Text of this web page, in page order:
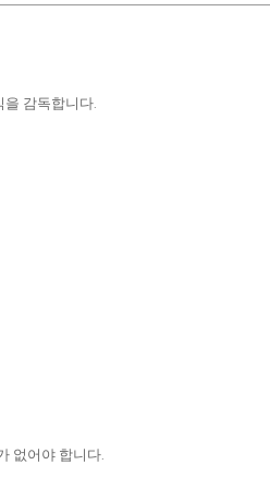
감독합니다.
없어야 합니다.